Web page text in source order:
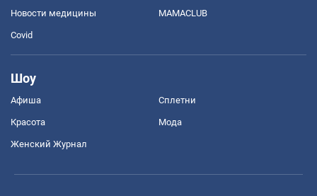
Новости медицины MAMACLUB
Covid
Шоу
Афиша Сплетни
Красота Мода
Женский Журнал